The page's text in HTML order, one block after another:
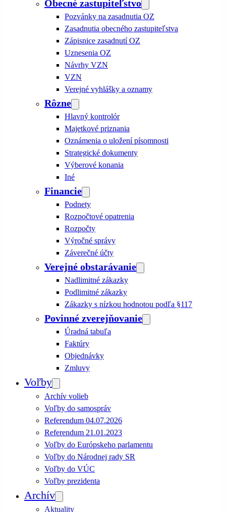
Obecné zastupiteľstvo
Pozvánky na zasadnutia OZ
Zasadnutia obecného zastupiteľstva
Zápisnice zasadnutí OZ
Uznesenia OZ
Návrhy VZN
VZN
Verejné vyhlášky a oznamy
Rôzne
Hlavný kontrolór
Majetkové priznania
Oznámenia o uložení písomnosti
Strategické dokumenty
Výberové konania
Iné
Financie
Podnety
Rozpočtové opatrenia
Rozpočty
Výročné správy
Záverečné účty
Verejné obstarávanie
Nadlimitné zákazky
Podlimitné zákazky
Zákazky s nízkou hodnotou podľa §117
Povinné zverejňovanie
Úradná tabuľa
Faktúry
Objednávky
Zmluvy
Voľby
Archív volieb
Voľby do samospráv
Referendum 04.07.2026
Referendum 21.01.2023
Voľby do Európskeho parlamentu
Voľby do Národnej rady SR
Voľby do VÚC
Voľby prezidenta
Archív
Aktuality